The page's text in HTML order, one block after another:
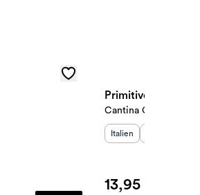
Primitivo di
Cantina Cantolio
Herkunftsland
Italien
13,95 €